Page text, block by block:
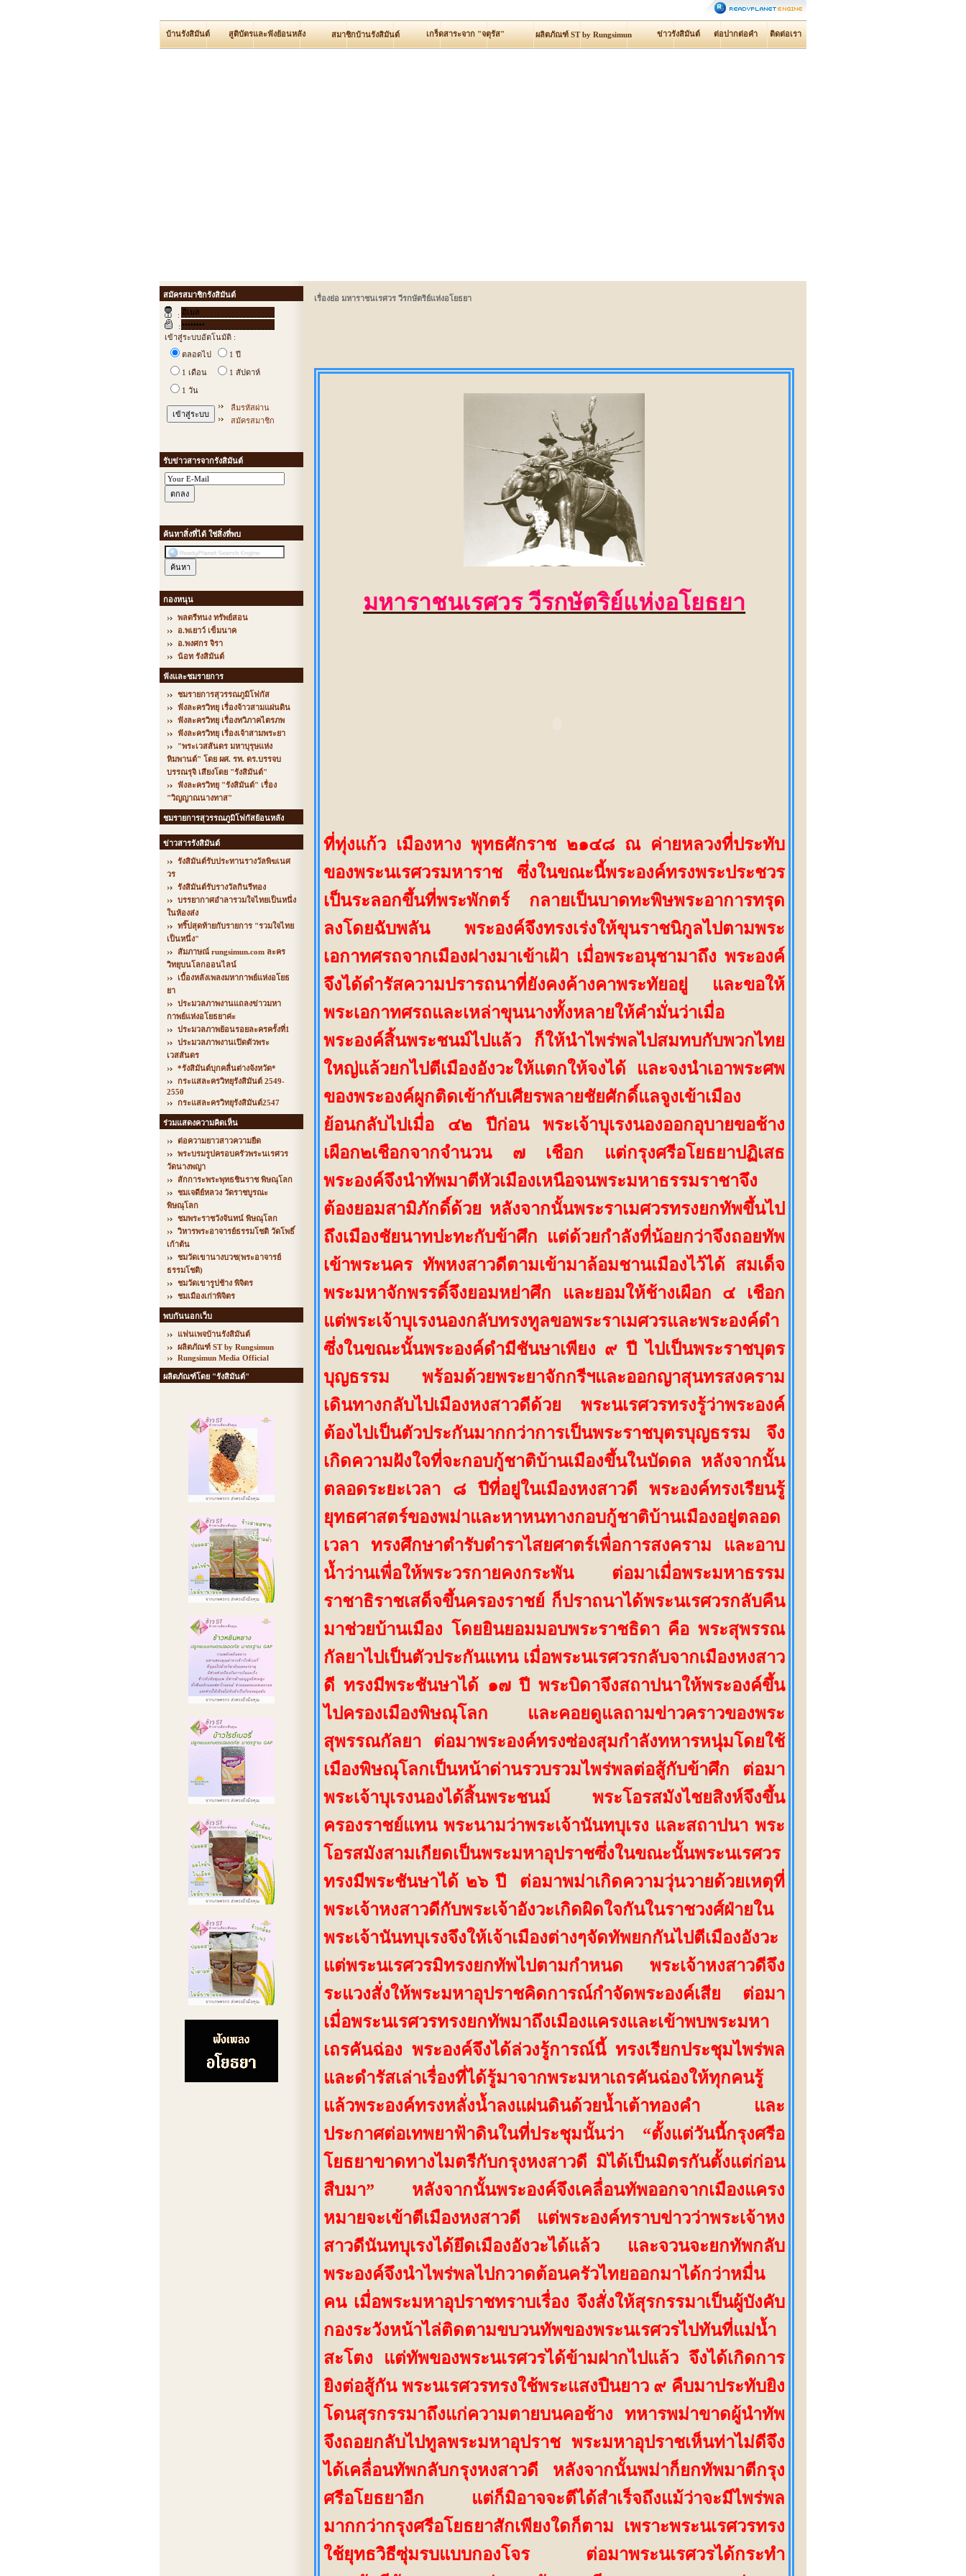
บ้านรังสิมันต์ สูติบัตรและฟังย้อนหลัง สมาชิกบ้านรังสิมันต์ เกร็ดสาระจาก "จตุรัส" ผลิตภัณฑ์ ST by Rungsimun ข่าวรังสิมันต์ ต่อปากต่อคำ ติดต่อเรา
สมัครสมาชิกรังสิมันต์
:
:
เข้าสู่ระบบอัตโนมัติ :
ตลอดไป
1 ปี
1 เดือน 1 สัปดาห์
1 วัน
ลืมรหัสผ่าน
สมัครสมาชิก
รับข่าวสารจากรังสิมันต์
ค้นหาสิ่งที่ได้ ใช่สิ่งที่พบ
กองหนุน
พลตรีทนง ทรัพย์สอน
อ.พเยาว์ เข็มนาค
อ.พงศกร จิรา
น้อท รังสิมันต์
ฟังและชมรายการ
ชมรายการสุวรรณภูมิโฟกัส
ฟังละครวิทยุ เรื่องจ้าวสามแผ่นดิน
ฟังละครวิทยุ เรื่องทวิภาคไตรภพ
ฟังละครวิทยุ เรื่องเจ้าสามพระยา
"พระเวสสันดร มหาบุรุษแห่ง
หิมพานต์" โดย ผศ. รท. ดร.บรรจบ
บรรณรุจิ เสียงโดย "รังสิมันต์"
ฟังละครวิทยุ "รังสิมันต์" เรื่อง
"วิญญาณนางทาส"
ชมรายการสุวรรณภูมิโฟกัสย้อนหลัง
ข่าวสารรังสิมันต์
รังสิมันต์รับประทานรางวัลพิฆเนศ
วร
รังสิมันต์รับรางวัลกินรีทอง
บรรยากาศอำลารวมใจไทยเป็นหนึ่ง
ในห้องส่ง
ทริ๊ปสุดท้ายกับรายการ "รวมใจไทย
เป็นหนึ่ง"
สัมภาษณ์ rungsimun.com ละคร
วิทยุบนโลกออนไลน์
เบื้องหลังเพลงมหากาพย์แห่งอโยธ
ยา
ประมวลภาพงานแถลงข่าวมหา
กาพย์แห่งอโยธยาค่ะ
ประมวลภาพย้อนรอยละครครั้งที่1
ประมวลภาพงานเปิดตัวพระ
เวสสันดร
*รังสิมันต์บุกคลื่นต่างจังหวัด*
กระแสละครวิทยุรังสิมันต์ 2549-
2550
กระแสละครวิทยุรังสิมันต์2547
ร่วมแสดงความคิดเห็น
ต่อความยาวสาวความยืด
พระบรมรูปครอบครัวพระนเรศวร
วัดนางพญา
สักการะพระพุทธชินราช พิษณุโลก
ชมเจดีย์หลวง วัดราชบูรณะ
พิษณุโลก
ชมพระราชวังจันทน์ พิษณุโลก
วิหารพระอาจารย์ธรรมโชติ วัดโพธิ์
เก้าต้น
ชมวัดเขานางบวช(พระอาจารย์
ธรรมโชติ)
ชมวัดเขารูปช้าง พิจิตร
ชมเมืองเก่าพิจิตร
พบกันนอกเว็บ
แฟนเพจบ้านรังสิมันต์
ผลิตภัณฑ์ ST by Rungsimun
Rungsimun Media Official
ผลิตภัณฑ์โดย "รังสิมันต์"
เรื่องย่อ มหาราชนเรศวร วีรกษัตริย์แห่งอโยธยา
มหาราชนเรศวร วีรกษัตริย์แห่งอโยธยา
ที่ทุ่งแก้ว เมืองหาง พุทธศักราช ๒๑๔๘ ณ ค่ายหลวงที่ประทับ
ของพระนเรศวรมหาราช ซึ่งในขณะนี้พระองค์ทรงพระประชวร
เป็นระลอกขึ้นที่พระพักตร์ กลายเป็นบาดทะพิษพระอาการทรุด
ลงโดยฉับพลัน พระองค์จึงทรงเร่งให้ขุนราชนิกูลไปตามพระ
เอกาทศรถจากเมืองฝางมาเข้าเฝ้า เมื่อพระอนุชามาถึง พระองค์
จึงได้ดำรัสความปรารถนาที่ยังคงค้างคาพระทัยอยู่ และขอให้
พระเอกาทศรถและเหล่าขุนนางทั้งหลายให้คำมั่นว่าเมื่อ
พระองค์สิ้นพระชนม์ไปแล้ว ก็ให้นำไพร่พลไปสมทบกับพวกไทย
ใหญ่แล้วยกไปตีเมืองอังวะให้แตกให้จงได้ และจงนำเอาพระศพ
ของพระองค์ผูกติดเข้ากับเศียรพลายชัยศักดิ์แลจูงเข้าเมือง
ย้อนกลับไปเมื่อ ๔๒ ปีก่อน พระเจ้าบุเรงนองออกอุบายขอช้าง
เผือก๒เชือกจากจำนวน ๗ เชือก แต่กรุงศรีอโยธยาปฏิเสธ
พระองค์จึงนำทัพมาตีหัวเมืองเหนือจนพระมหาธรรมราชาจึง
ต้องยอมสามิภักดิ์ด้วย หลังจากนั้นพระราเมศวรทรงยกทัพขึ้นไป
ถึงเมืองชัยนาทปะทะกับข้าศึก แต่ด้วยกำลังที่น้อยกว่าจึงถอยทัพ
เข้าพระนคร ทัพหงสาวดีตามเข้ามาล้อมชานเมืองไว้ได้ สมเด็จ
พระมหาจักพรรดิ์จึงยอมหย่าศึก และยอมให้ช้างเผือก ๔ เชือก
แต่พระเจ้าบุเรงนองกลับทรงทูลขอพระราเมศวรและพระองค์ดำ
ซึ่งในขณะนั้นพระองค์ดำมีชันษาเพียง ๙ ปี ไปเป็นพระราชบุตร
บุญธรรม พร้อมด้วยพระยาจักกรีฯและออกญาสุนทรสงคราม
เดินทางกลับไปเมืองหงสาวดีด้วย
พระนเรศวรทรงรู้ว่าพระองค์
ต้องไปเป็นตัวประกันมากกว่าการเป็นพระราชบุตรบุญธรรม จึง
เกิดความฝังใจที่จะกอบกู้ชาติบ้านเมืองขึ้นในบัดดล หลังจากนั้น
ตลอดระยะเวลา ๘ ปีที่อยู่ในเมืองหงสาวดี พระองค์ทรงเรียนรู้
ยุทธศาสตร์ของพม่าและหาหนทางกอบกู้ชาติบ้านเมืองอยู่ตลอด
เวลา ทรงศึกษาตำรับตำราไสยศาตร์เพื่อการสงคราม และอาบ
น้ำว่านเพื่อให้พระวรกายคงกระพัน ต่อมาเมื่อพระมหาธรรม
ราชาธิราชเสด็จขึ้นครองราชย์ ก็ปราถนาได้พระนเรศวรกลับคืน
มาช่วยบ้านเมือง โดยยินยอมมอบพระราชธิดา คือ พระสุพรรณ
กัลยาไปเป็นตัวประกันแทน เมื่อพระนเรศวรกลับจากเมืองหงสาว
ดี ทรงมีพระชันษาได้ ๑๗ ปี พระบิดาจึงสถาปนาให้พระองค์ขึ้น
ไปครองเมืองพิษณุโลก และคอยดูแลถามข่าวคราวของพระ
สุพรรณกัลยา
ต่อมาพระองค์ทรงซ่องสุมกำลังทหารหนุ่มโดยใช้
เมืองพิษณุโลกเป็นหน้าด่านรวบรวมไพร่พลต่อสู้กับข้าศึก
ต่อมา
พระเจ้าบุเรงนองได้สิ้นพระชนม์ พระโอรสมังไชยสิงห์จึงขึ้น
ครองราชย์แทน พระนามว่าพระเจ้านันทบุเรง และสถาปนา พระ
โอรสมังสามเกียดเป็นพระมหาอุปราชซึ่งในขณะนั้นพระนเรศวร
ทรงมีพระชันษาได้ ๒๖ ปี
ต่อมาพม่าเกิดความวุ่นวายด้วยเหตุที่
พระเจ้าหงสาวดีกับพระเจ้าอังวะเกิดผิดใจกันในราชวงศ์ฝ่ายใน
พระเจ้านันทบุเรงจึงให้เจ้าเมืองต่างๆจัดทัพยกกันไปตีเมืองอังวะ
แต่พระนเรศวรมิทรงยกทัพไปตามกำหนด พระเจ้าหงสาวดีจึง
ระแวงสั่งให้พระมหาอุปราชคิดการณ์กำจัดพระองค์เสีย
ต่อมา
เมื่อพระนเรศวรทรงยกทัพมาถึงเมืองแครงและเข้าพบพระมหา
เถรคันฉ่อง พระองค์จึงได้ล่วงรู้การณ์นี้ ทรงเรียกประชุมไพร่พล
และดำรัสเล่าเรื่องที่ได้รู้มาจากพระมหาเถรคันฉ่องให้ทุกคนรู้
แล้วพระองค์ทรงหลั่งน้ำลงแผ่นดินด้วยน้ำเต้าทองคำ และ
ประกาศต่อเทพยาฟ้าดินในที่ประชุมนั้นว่า “ตั้งแต่วันนี้กรุงศรีอ
โยธยาขาดทางไมตรีกับกรุงหงสาวดี มิได้เป็นมิตรกันตั้งแต่ก่อน
สืบมา” หลังจากนั้นพระองค์จึงเคลื่อนทัพออกจากเมืองแครง
หมายจะเข้าตีเมืองหงสาวดี แต่พระองค์ทราบข่าวว่าพระเจ้าหง
สาวดีนันทบุเรงได้ยึดเมืองอังวะได้แล้ว และจวนจะยกทัพกลับ
พระองค์จึงนำไพร่พลไปกวาดต้อนครัวไทยออกมาได้กว่าหมื่น
คน เมื่อพระมหาอุปราชทราบเรื่อง จึงสั่งให้สุรกรรมาเป็นผู้บังคับ
กองระวังหน้าไล่ติดตามขบวนทัพของพระนเรศวรไปทันที่แม่น้ำ
สะโตง แต่ทัพของพระนเรศวรได้ข้ามฝากไปแล้ว จึงได้เกิดการ
ยิงต่อสู้กัน พระนเรศวรทรงใช้พระแสงปืนยาว ๙ คืบมาประทับยิง
โดนสุรกรรมาถึงแก่ความตายบนคอช้าง ทหารพม่าขาดผู้นำทัพ
จึงถอยกลับไปทูลพระมหาอุปราช พระมหาอุปราชเห็นท่าไม่ดีจึง
ได้เคลื่อนทัพกลับกรุงหงสาวดี หลังจากนั้นพม่าก็ยกทัพมาตีกรุง
ศรีอโยธยาอีก แต่ก็มิอาจจะตีได้สำเร็จถึงแม้ว่าจะมีไพร่พล
มากกว่ากรุงศรีอโยธยาสักเพียงใดก็ตาม เพราะพระนเรศวรทรง
ใช้ยุทธวิธีซุ่มรบแบบกองโจร ต่อมาพระนเรศวรได้กระทำ